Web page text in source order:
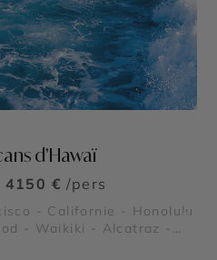
©
d’Hawaï
4150 € /pers
- Californie - Honolulu
- Waikiki - Alcatraz -